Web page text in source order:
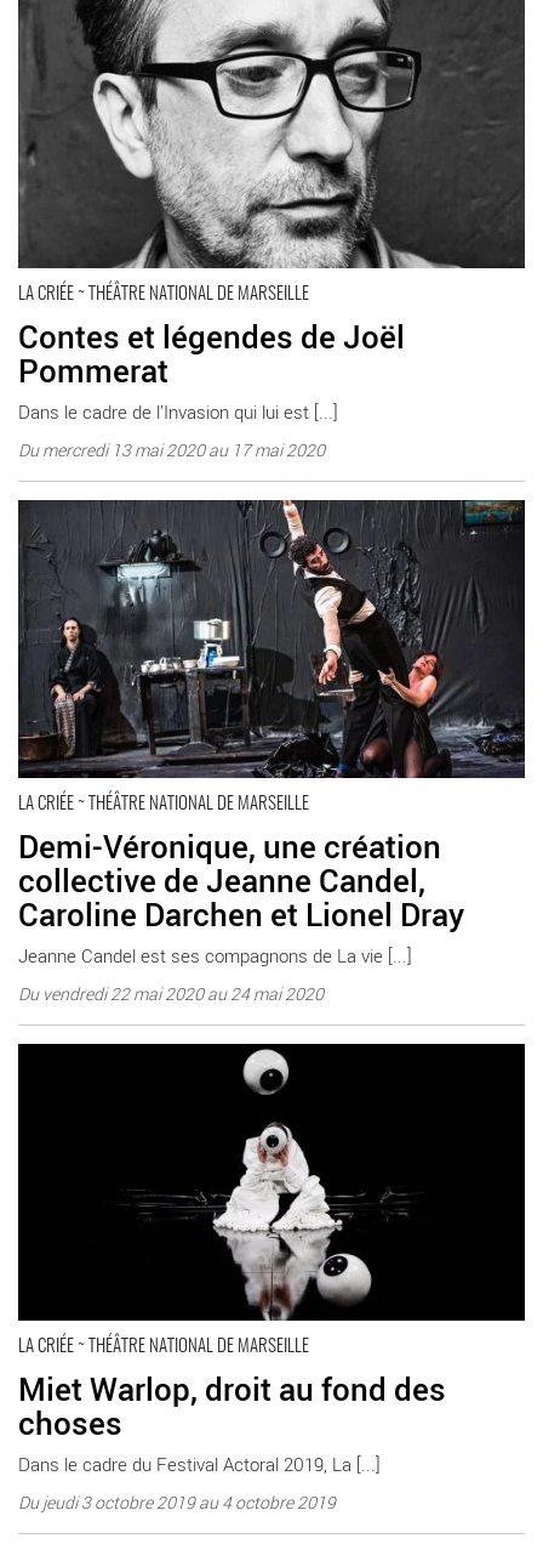
LA CRIÉE ~ THÉÂTRE NATIONAL DE MARSEILLE
Contes et légendes de Joël
Pommerat
Dans le cadre de l’Invasion qui lui est [...]
Du mercredi 13 mai 2020 au 17 mai 2020
LA CRIÉE ~ THÉÂTRE NATIONAL DE MARSEILLE
Demi-Véronique, une création
collective de Jeanne Candel,
Caroline Darchen et Lionel Dray
Jeanne Candel est ses compagnons de La vie [...]
Du vendredi 22 mai 2020 au 24 mai 2020
En savoir plus
LA CRIÉE ~ THÉÂTRE NATIONAL DE MARSEILLE
Miet Warlop, droit au fond des
choses
Dans le cadre du Festival Actoral 2019, La [...]
Du jeudi 3 octobre 2019 au 4 octobre 2019